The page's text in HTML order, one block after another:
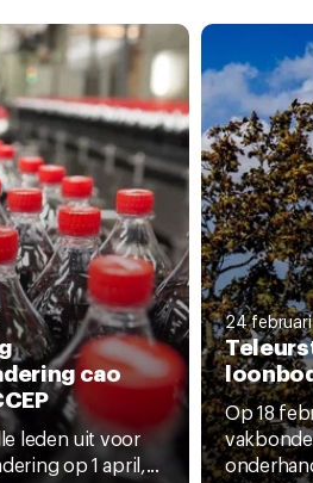
cao
leden uit voor
op 1 april,...
24
Op 18